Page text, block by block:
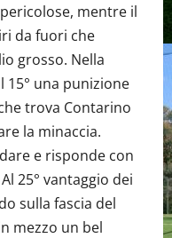
mentre il
da fuori che
grosso. Nella
15° una punizione
trova Contarino
la minaccia.
e risponde con
25° vantaggio dei
sulla fascia del
mezzo un bel